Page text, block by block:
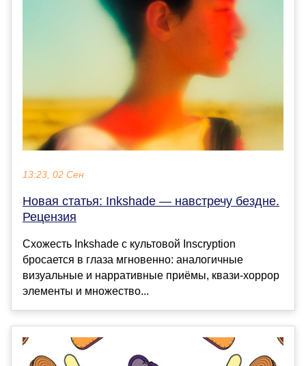
13:23, 02 Сен
Новая статья: Inkshade — навстречу бездне.
Рецензия
Схожесть Inkshade с культовой Inscryption
бросается в глаза мгновенно: аналогичные
визуальные и нарративные приёмы, квази-хоррор
элементы и множество...